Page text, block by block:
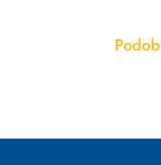
Pomiń karuzelę